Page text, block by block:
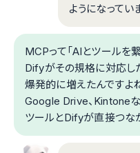
ようになってい
MCPって「AIとツールを
Difyがその規格に対応し
爆発的に増えたんですよ
Google Drive、Kintoneな
ツールとDifyが直接つな